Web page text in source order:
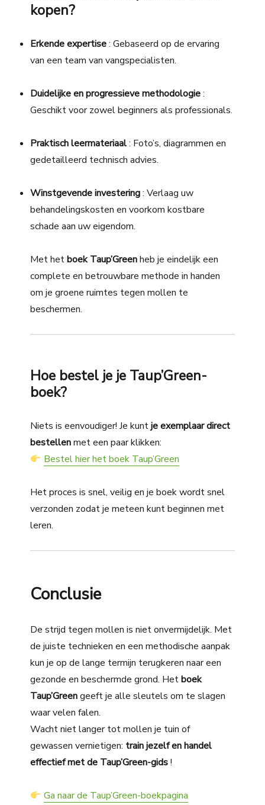
kopen?
Erkende expertise: Gebaseerd op de ervaring
van een team van vangspecialisten.
Duidelijke en progressieve methodologie:
Geschikt voor zowel beginners als professionals.
Praktisch leermateriaal: Foto’s, diagrammen en
gedetailleerd technisch advies.
Winstgevende investering: Verlaag uw
behandelingskosten en voorkom kostbare
schade aan uw eigendom.
Met hetboek Taup’Greenheb je eindelijk een
complete en betrouwbare methode in handen
om je groene ruimtes tegen mollen te
beschermen.
Hoe bestel je je Taup’Green-
boek?
Niets is eenvoudiger! Je kuntje exemplaar direct
bestellenmet een paar klikken:
Bestel hier het boek Taup’Green
Het proces is snel, veilig en je boek wordt snel
verzonden zodat je meteen kunt beginnen met
leren.
Conclusie
De strijd tegen mollen is niet onvermijdelijk. Met
de juiste technieken en een methodische aanpak
kun je op de lange termijn terugkeren naar een
gezonde en beschermde grond. Hetboek
Taup’Greengeeft je alle sleutels om te slagen
waar velen falen.
Wacht niet langer tot mollen je tuin of
gewassen vernietigen: train jezelf en handel
effectief met de Taup’Green-gids!
Ga naar de Taup’Green-boekpagina